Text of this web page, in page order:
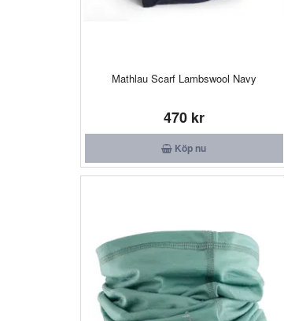
Mathlau Scarf Lambswool Navy
470 kr
Köp nu